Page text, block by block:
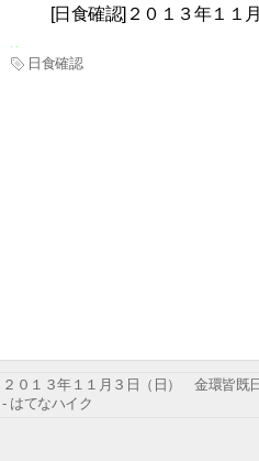
[日食確認]２０１３年１１
日食確認
２０１３年１１月３日（日） 金環皆既
- はてなハイク